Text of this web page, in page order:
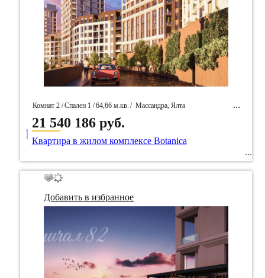
Комнат 2 /Спален 1 /64,66 м.кв. / Массандра, Ялта
/ Идентификатор собственность 91668
21 540 186 руб.
____
Квартира в жилом комплексе Botanica
Добавить в избранное